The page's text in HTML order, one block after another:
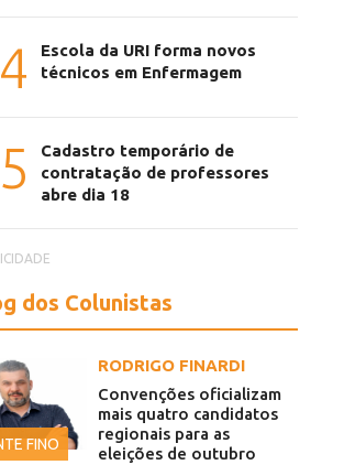
Escola da URI forma novos
técnicos em Enfermagem
Cadastro temporário de
contratação de professores
abre dia 18
dos Colunistas
FINO
RODRIGO FINARDI
Convenções oficializam
mais quatro candidatos
regionais para as
eleições de outubro